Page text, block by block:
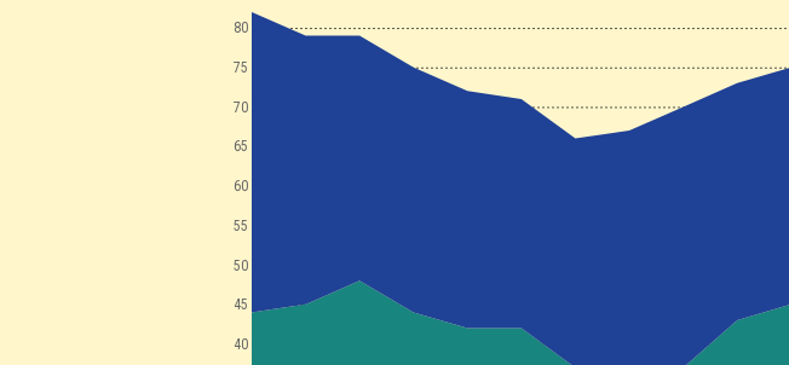
40
45
50
55
60
65
70
75
80